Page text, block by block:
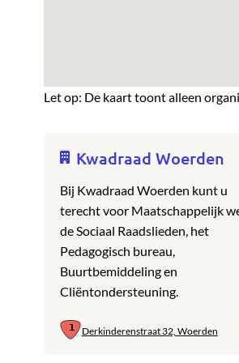
Let op: De kaart toont alleen
Kwadraad Woerden
Bij Kwadraad Woerden kunt u
terecht voor Maatschappelijk
de Sociaal Raadslieden, het
Pedagogisch bureau,
Buurtbemiddeling en
Cliëntondersteuning.
Derkinderenstraat 32, Woerden